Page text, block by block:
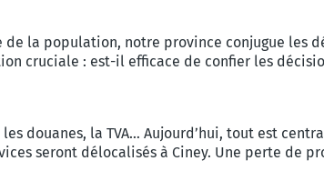
la population, notre province conjugue les
cruciale : est-il efficace de confier les
douanes, la TVA… Aujourd’hui, tout est
seront délocalisés à Ciney. Une perte de